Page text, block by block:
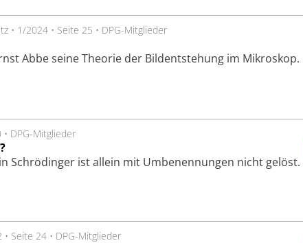
• 1/2024 • Seite 25 • DPG-Mitglieder
Abbe seine Theorie der Bildentstehung im Mikroskop.
• DPG-Mitglieder
Schrödinger ist allein mit Umbenennungen nicht gelöst.
• Seite 24 • DPG-Mitglieder